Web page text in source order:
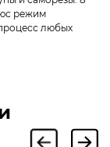
режим
любых